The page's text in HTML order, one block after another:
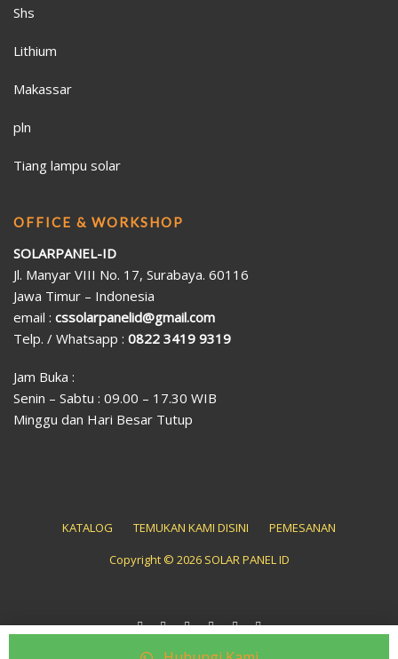
Shs
Lithium
Makassar
pln
Tiang lampu solar
OFFICE & WORKSHOP
SOLARPANEL-ID
Jl. Manyar VIII No. 17, Surabaya. 60116
Jawa Timur – Indonesia
email : cssolarpanelid@gmail.com
Telp. / Whatsapp : 0822 3419 9319
Jam Buka :
Senin – Sabtu : 09.00 – 17.30 WIB
Minggu dan Hari Besar Tutup
KATALOG TEMUKAN KAMI DISINI
PEMESANAN
Copyright © 2026 SOLAR PANEL ID